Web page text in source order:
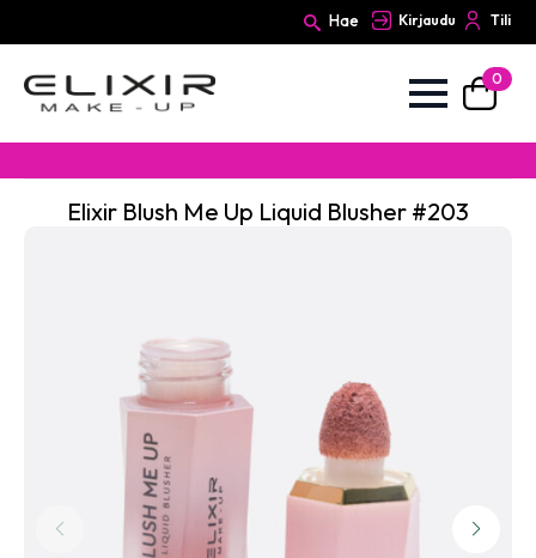
Hae Kirjaudu Tili
0
Elixir Blush Me Up Liquid Blusher #203